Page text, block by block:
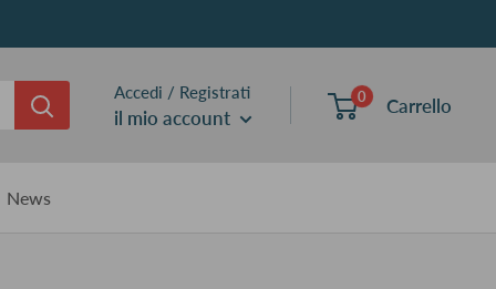
Accedi / Registrati
il mio account
0 Carrello
News